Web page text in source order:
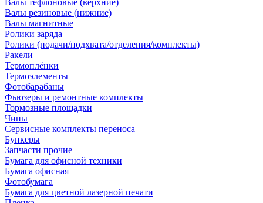
Валы тефлоновые (верхние)
Валы резиновые (нижние)
Валы магнитные
Ролики заряда
Ролики (подачи/подхвата/отделения/комплекты)
Ракели
Термоплёнки
Термоэлементы
Фотобарабаны
Фьюзеры и ремонтные комплекты
Тормозные площадки
Чипы
Сервисные комплекты переноса
Бункеры
Запчасти прочие
Бумага для офисной техники
Бумага офисная
Фотобумага
Бумага для цветной лазерной печати